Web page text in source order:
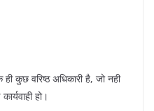
कुछ वरिष्ठ अधिकारी है, जो नही
हो।